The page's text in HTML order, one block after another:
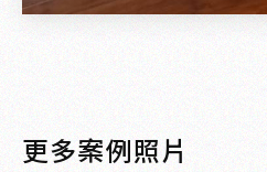
更多案例照片